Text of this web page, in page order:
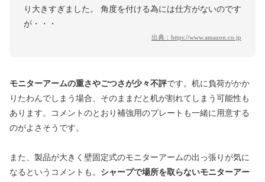
り大きすぎました。 角度を付ける為には仕方がないのです
が・・・
出典： https://www.amazon.co.jp
モニターアームの重さやごつさが少々不評です。机に負荷がかか
りたわんでしまう場合、そのままだと机が割れてしまう可能性も
あります。コメントのとおり補強用のプレートも一緒に用意する
のがよさそうです。
また、製品が大きく壁固定式のモニターアームの出っ張りが気に
なるというコメントも。 シャープで場所を取らないモニターアー